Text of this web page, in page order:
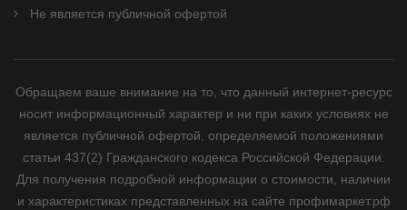
Не является публичной офертой
Обращаем ваше внимание на то, что данный интернет-ресурс
носит информационный характер и ни при каких условиях не
является публичной офертой, определяемой положениями
статьи 437(2) Гражданского кодекса Российской Федерации.
Для получения подробной информации о стоимости, наличии
и характеристиках представленных на сайте профимаркет.рф